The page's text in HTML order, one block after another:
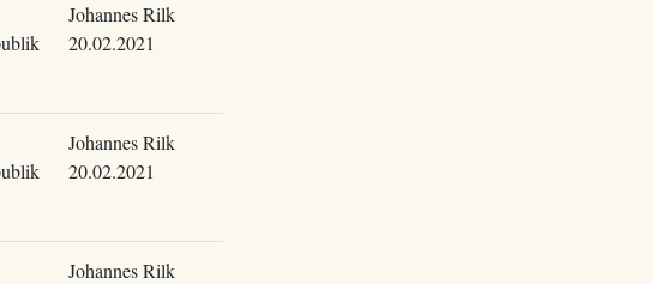
Johannes Rilk
20.02.2021
Johannes Rilk
20.02.2021
Johannes Rilk